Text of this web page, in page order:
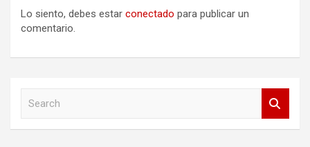
Lo siento, debes estar conectado para publicar un
comentario.